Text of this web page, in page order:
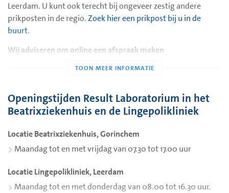
Leerdam. U kunt ook terecht bij ongeveer zestig andere
prikposten in de regio.Zoek hier een prikpost bij u in de
buurt.
Wij adviseren om online een afspraak maken
dan vooraf een afspraak. U kunt via de website van
materiaal in te leveren in het Beatrixziekenhuis en in de
Lingepolikliniek. Hierdoor weet u precies wanneer u aan de
Vrije inloop ook nog mogelijk
materiaal in te leveren. Op drukke momenten kan de
wachttijd oplopen een uur. Houd hier dus rekening mee.
Openingstijden Result Laboratorium in het
Beatrixziekenhuis en de Lingepolikliniek
Locatie Beatrixziekenhuis, Gorinchem
Maandag tot en met vrijdag van 07.30 tot 17.00 uur
Locatie Lingepolikliniek, Leerdam
Maandag tot en met donderdag van 08.00 tot 16.30 uur.